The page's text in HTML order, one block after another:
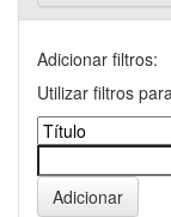
Adicionar filtros:
Utilizar filtros